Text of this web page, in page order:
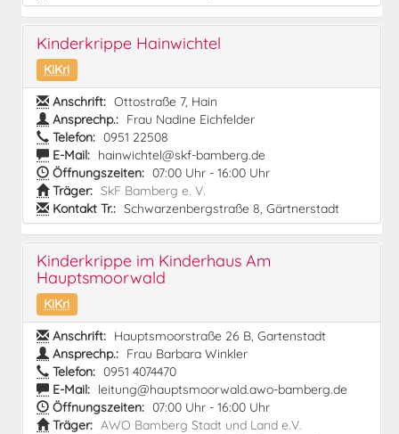
Kinderkrippe Hainwichtel
KiKri
Anschrift: Ottostraße 7, Hain
Ansprechp.: Frau Nadine Eichfelder
Telefon: 0951 22508
E-Mail: hainwichtel@skf-bamberg.de
Öffnungszeiten: 07:00 Uhr - 16:00 Uhr
Träger: SkF Bamberg e. V.
Kontakt Tr.: Schwarzenbergstraße 8, Gärtnerstadt
Kinderkrippe im Kinderhaus Am
Hauptsmoorwald
KiKri
Anschrift: Hauptsmoorstraße 26 B, Gartenstadt
Ansprechp.: Frau Barbara Winkler
Telefon: 0951 4074470
E-Mail: leitung@hauptsmoorwald.awo-bamberg.de
Öffnungszeiten: 07:00 Uhr - 16:00 Uhr
Träger: AWO Bamberg Stadt und Land e.V.